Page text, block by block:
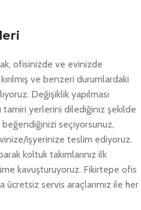
ofisinizde ve evinizde
kırılmış ve benzeri durumlardaki
Değişiklik yapılması
yerlerini dilediğiniz şekilde
beğendiğinizi seçiyorsunuz,
işyerinize teslim ediyoruz.
koltuk takımlarınız ilk
kavuşturuyoruz. Fikirtepe ofis
ücretsiz servis araçlarımız ile her